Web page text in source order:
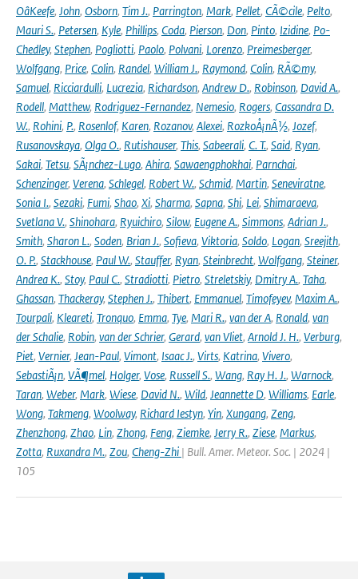
OâKeefe, John, Osborn, Tim J., Parrington, Mark, Pellet, CÃ©cile, Pelto,
Mauri S., Petersen, Kyle, Phillips, Coda, Pierson, Don, Pinto, Izidine, Po-
Chedley, Stephen, Pogliotti, Paolo, Polvani, Lorenzo, Preimesberger,
Wolfgang, Price, Colin, Randel, William J., Raymond, Colin, RÃ©my,
Samuel, Ricciardulli, Lucrezia, Richardson, Andrew D., Robinson, David A.,
Rodell, Matthew, Rodriguez-Fernandez, Nemesio, Rogers, Cassandra D.
W., Rohini, P., Rosenlof, Karen, Rozanov, Alexei, RozkoÅ¡nÃ½, Jozef,
Rusanovskaya, Olga O., Rutishauser, This, Sabeerali, C. T., Said, Ryan,
Sakai, Tetsu, SÃ¡nchez-Lugo, Ahira, Sawaengphokhai, Parnchai,
Schenzinger, Verena, Schlegel, Robert W., Schmid, Martin, Seneviratne,
Sonia I., Sezaki, Fumi, Shao, Xi, Sharma, Sapna, Shi, Lei, Shimaraeva,
Svetlana V., Shinohara, Ryuichiro, Silow, Eugene A., Simmons, Adrian J.,
Smith, Sharon L., Soden, Brian J., Sofieva, Viktoria, Soldo, Logan, Sreejith,
O. P., Stackhouse, Paul W., Stauffer, Ryan, Steinbrecht, Wolfgang, Steiner,
Andrea K., Stoy, Paul C., Stradiotti, Pietro, Streletskiy, Dmitry A., Taha,
Ghassan, Thackeray, Stephen J., Thibert, Emmanuel, Timofeyev, Maxim A.,
Tourpali, Kleareti, Tronquo, Emma, Tye, Mari R., van der A, Ronald, van
der Schalie, Robin, van der Schrier, Gerard, van Vliet, Arnold J. H., Verburg,
Piet, Vernier, Jean-Paul, Vimont, Isaac J., Virts, Katrina, Vivero,
SebastiÃ¡n, VÃ¶mel, Holger, Vose, Russell S., Wang, Ray H. J., Warnock,
Taran, Weber, Mark, Wiese, David N., Wild, Jeannette D, Williams, Earle,
Wong, Takmeng, Woolway, Richard Iestyn, Yin, Xungang, Zeng,
Zhenzhong, Zhao, Lin, Zhong, Feng, Ziemke, Jerry R., Ziese, Markus,
Zotta, Ruxandra M., Zou, Cheng-Zhi | Bull. Amer. Meteor. Soc. | 2024 |
105